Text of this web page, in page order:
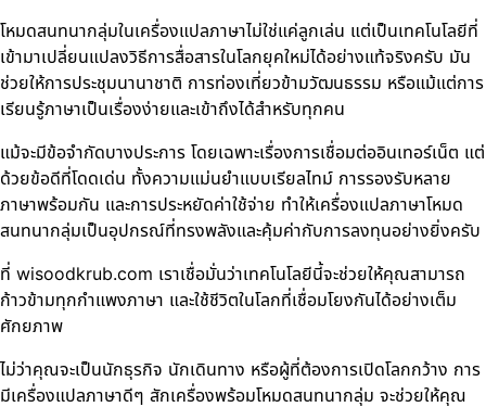
โหมดสนทนากลุ่มในเครื่องแปลภาษาไม่ใช่แค่ลูกเล่น แต่เป็นเทคโนโลยีที่
เข้ามาเปลี่ยนแปลงวิธีการสื่อสารในโลกยุคใหม่ได้อย่างแท้จริงครับ มัน
ช่วยให้การประชุมนานาชาติ การท่องเที่ยวข้ามวัฒนธรรม หรือแม้แต่การ
เรียนรู้ภาษาเป็นเรื่องง่ายและเข้าถึงได้สำหรับทุกคน
แม้จะมีข้อจำกัดบางประการ โดยเฉพาะเรื่องการเชื่อมต่ออินเทอร์เน็ต แต่
ด้วยข้อดีที่โดดเด่น ทั้งความแม่นยำแบบเรียลไทม์ การรองรับหลาย
ภาษาพร้อมกัน และการประหยัดค่าใช้จ่าย ทำให้เครื่องแปลภาษาโหมด
สนทนากลุ่มเป็นอุปกรณ์ที่ทรงพลังและคุ้มค่ากับการลงทุนอย่างยิ่งครับ
ที่ wisoodkrub.com เราเชื่อมั่นว่าเทคโนโลยีนี้จะช่วยให้คุณสามารถ
ก้าวข้ามทุกกำแพงภาษา และใช้ชีวิตในโลกที่เชื่อมโยงกันได้อย่างเต็ม
ศักยภาพ
ไม่ว่าคุณจะเป็นนักธุรกิจ นักเดินทาง หรือผู้ที่ต้องการเปิดโลกกว้าง การ
มีเครื่องแปลภาษาดีๆ สักเครื่องพร้อมโหมดสนทนากลุ่ม จะช่วยให้คุณ